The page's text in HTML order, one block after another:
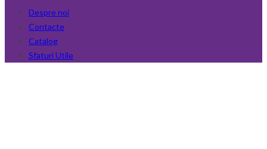
Despre noi
Contacte
Catalog
Sfaturi Utile